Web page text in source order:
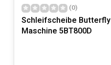
(0)
Schleifscheibe Butterfly
Maschine 5BT800D